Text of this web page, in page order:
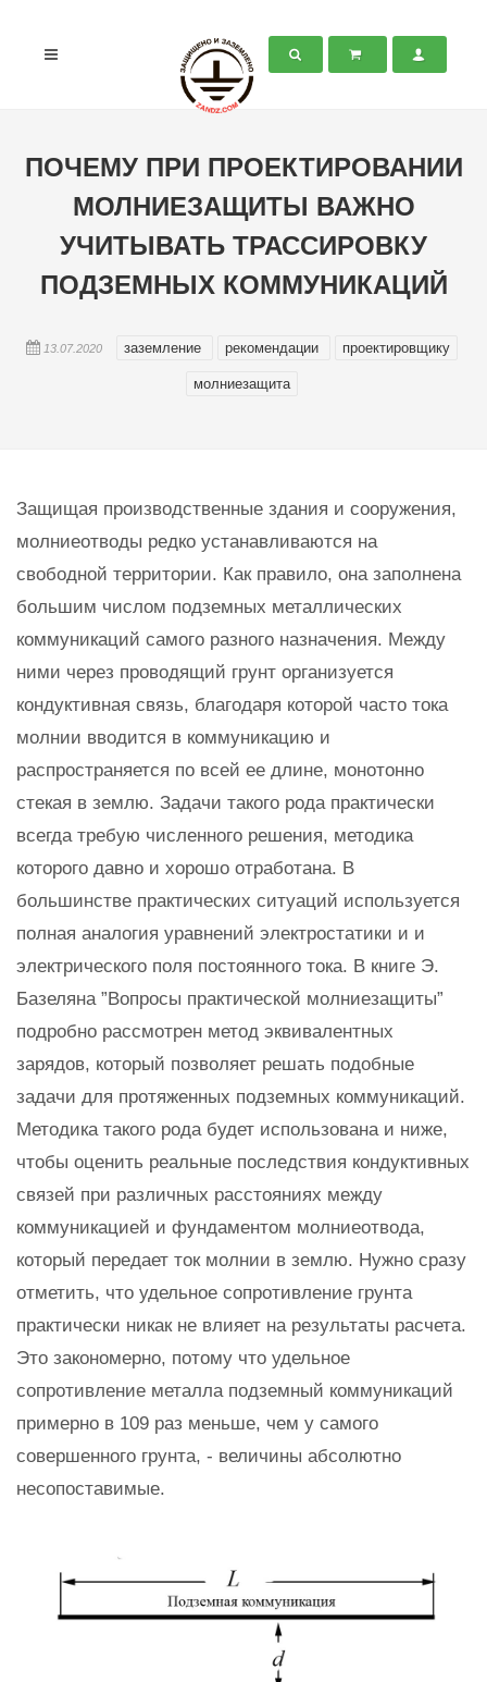
ПОЧЕМУ ПРИ ПРОЕКТИРОВАНИИ
МОЛНИЕЗАЩИТЫ ВАЖНО
УЧИТЫВАТЬ ТРАССИРОВКУ
ПОДЗЕМНЫХ КОММУНИКАЦИЙ
13.07.2020 заземление рекомендации проектировщику
молниезащита
Защищая производственные здания и сооружения,
молниеотводы редко устанавливаются на
свободной территории. Как правило, она заполнена
большим числом подземных металлических
коммуникаций самого разного назначения. Между
ними через проводящий грунт организуется
кондуктивная связь, благодаря которой часто тока
молнии вводится в коммуникацию и
распространяется по всей ее длине, монотонно
стекая в землю. Задачи такого рода практически
всегда требую численного решения, методика
которого давно и хорошо отработана. В
большинстве практических ситуаций используется
полная аналогия уравнений электростатики и и
электрического поля постоянного тока. В книге Э.
Базеляна ”Вопросы практической молниезащиты”
подробно рассмотрен метод эквивалентных
зарядов, который позволяет решать подобные
задачи для протяженных подземных коммуникаций.
Методика такого рода будет использована и ниже,
чтобы оценить реальные последствия кондуктивных
связей при различных расстояниях между
коммуникацией и фундаментом молниеотвода,
который передает ток молнии в землю. Нужно сразу
отметить, что удельное сопротивление грунта
практически никак не влияет на результаты расчета.
Это закономерно, потому что удельное
сопротивление металла подземный коммуникаций
примерно в 109 раз меньше, чем у самого
совершенного грунта, - величины абсолютно
несопоставимые.